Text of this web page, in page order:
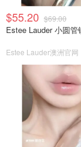
$55.20 $69.00
Estee Lauder 小圆管
Estee Lauder澳洲官网